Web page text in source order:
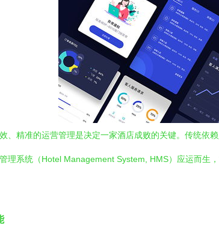
、精准的运营管理是决定一家酒店成败的关键。传统
理系统（Hotel Management System, HMS）应运而